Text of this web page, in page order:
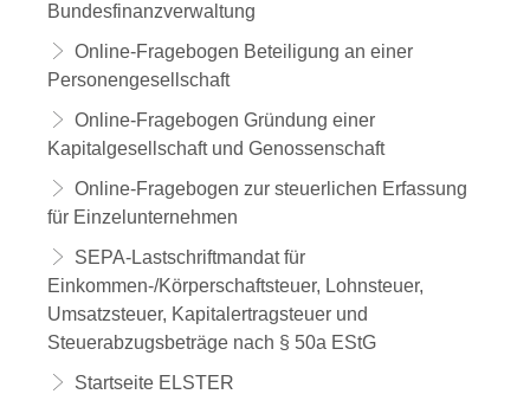
Bundesfinanzverwaltung
Online-Fragebogen Beteiligung an einer
Personengesellschaft
Online-Fragebogen Gründung einer
Kapitalgesellschaft und Genossenschaft
Online-Fragebogen zur steuerlichen Erfassung
für Einzelunternehmen
SEPA-Lastschriftmandat für
Einkommen-/Körperschaftsteuer, Lohnsteuer,
Umsatzsteuer, Kapitalertragsteuer und
Steuerabzugsbeträge nach § 50a EStG
Startseite ELSTER